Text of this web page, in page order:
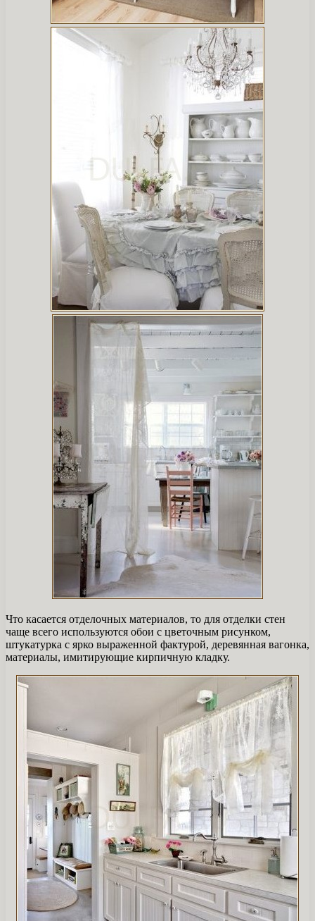
Что касается отделочных материалов, то для отделки стен
чаще всего используются обои с цветочным рисунком,
штукатурка с ярко выраженной фактурой, деревянная вагонка,
материалы, имитирующие кирпичную кладку.